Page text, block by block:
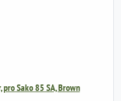
pro Sako 85 SA, Brown